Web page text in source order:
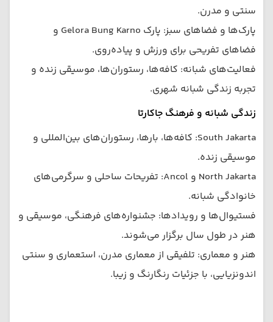
سنتی و مدرن.
پارک‌ها و فضاهای سبز: پارک Gelora Bung Karno و
فضاهای تفریحی برای ورزش و پیاده‌روی.
فعالیت‌های شبانه: کافه‌ها، رستوران‌ها، موسیقی زنده و
تجربه زندگی شبانه شهری.
زندگی شبانه و فرهنگ جاکارتا
South Jakarta: کافه‌ها، بارها، رستوران‌های بین‌المللی و
موسیقی زنده.
North Jakarta و Ancol: تفریحات ساحلی و سرگرمی‌های
خانوادگی شبانه.
فستیوال‌ها و رویدادها: جشنواره‌های فرهنگی، موسیقی و
هنر در طول سال برگزار می‌شوند.
هنر و معماری: تلفیقی از معماری مدرن، استعماری و سنتی
اندونزیایی، با جزئیات رنگارنگ و زیبا.